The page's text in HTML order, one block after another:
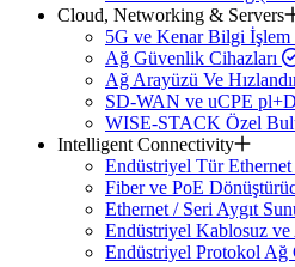
Cloud, Networking & Servers
5G ve Kenar Bilgi İşlem
Ağ Güvenlik Cihazları
Ağ Arayüzü Ve
SD-WAN ve uCPE
WISE-STACK Özel
Intelligent Connectivity
Endüstriyel Tür Ethernet
Fiber ve PoE
Ethernet / Seri Aygıt
Endüstriyel Kablosuz
Endüstriyel Protokol Ağ